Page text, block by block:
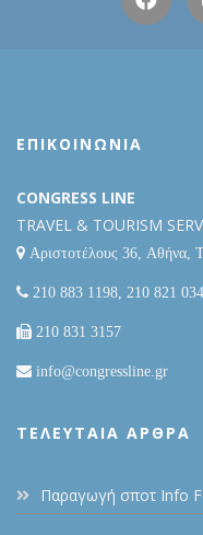
ΕΠΙΚΟΙΝΩΝΙΑ
CONGRESS LINE
TRAVEL & TOURISM
Αριστοτέλους 36, Αθήνα,
210 883 1198, 210 821
210 831 3157
info@congressline.gr
ΤΕΛΕΥΤΑΊΑ ΆΡΘΡΑ
Παραγωγή σποτ Info